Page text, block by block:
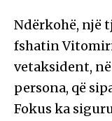
Ndërkohë, një
fshatin
vetaksident,
persona, që
Fokus ka